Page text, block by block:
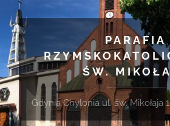
PARAFIA
ŚW.
Gdynia Chylonia ul. św. Mikołaja